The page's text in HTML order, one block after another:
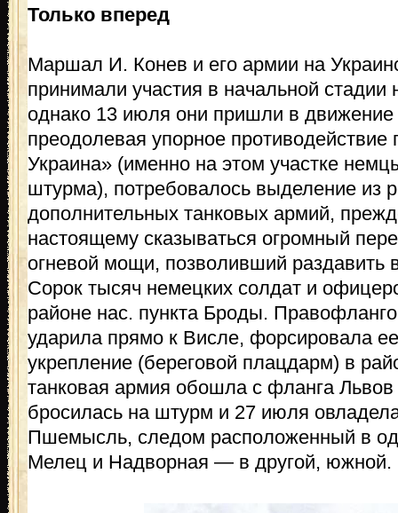
Только вперед
Маршал И. Конев и его армии на
принимали участия в начальной стадии
однако 13 июля они пришли в движение
преодолевая упорное
Украина» (именно на этом участке
штурма), потребовалось выделение из
дополнительных танковых армий,
настоящему сказываться огромный
огневой мощи, позволивший раздавить
Сорок тысяч немецких солдат и
районе нас. пункта Броды.
ударила прямо к Висле, форсировала
укрепление (береговой плацдарм) в
танковая армия обошла с фланга Львов
бросилась на штурм и 27 июля
Пшемысль, следом расположенный в
Мелец и Надворная — в другой, южной.